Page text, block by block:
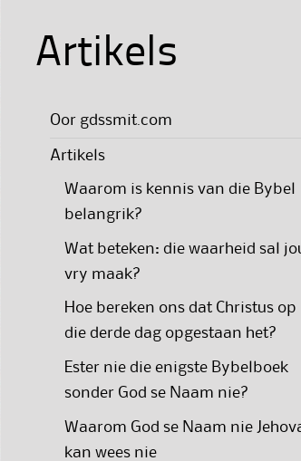
Artikels
Oor gdssmit.com
Artikels
Waarom is kennis van die Bybel
belangrik?
Wat beteken: die waarheid sal
vry maak?
Hoe bereken ons dat Christus op
die derde dag opgestaan het?
Ester nie die enigste Bybelboek
sonder God se Naam nie?
Waarom God se Naam nie
kan wees nie